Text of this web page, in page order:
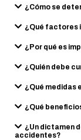
¿Cómo se
¿Qué factores
¿Por qué es
¿Quién debe
¿Qué medidas
¿Qué
¿Un dictamen
accidentes?